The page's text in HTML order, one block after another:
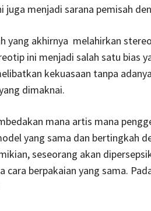
juga menjadi sarana pemisah
yang akhirnya melahirkan
ini menjadi salah satu bias
kekuasaan tanpa
dimaknai.
mana artis mana
yang sama dan bertingkah
seseorang akan
cara berpakaian yang sama.